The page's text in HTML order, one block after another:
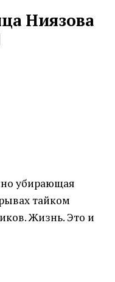
Ниязова
убирающая
тайком
Жизнь. Это и